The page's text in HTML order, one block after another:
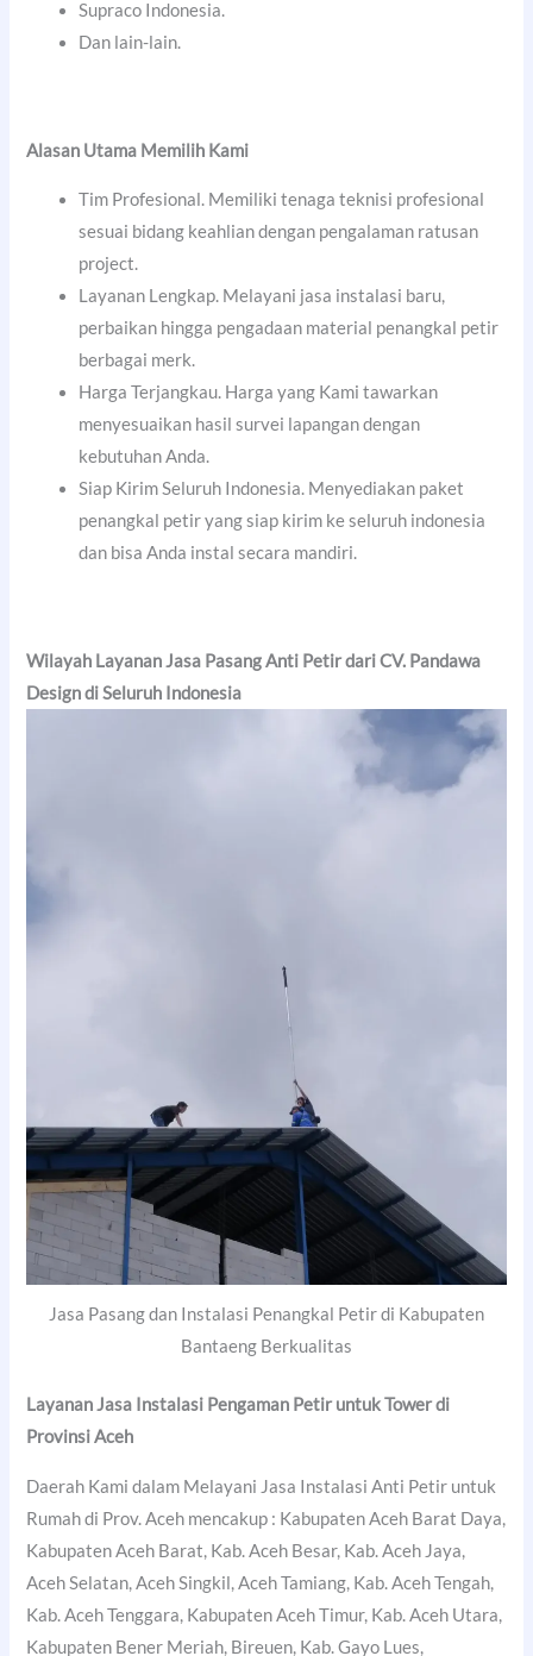
Supraco Indonesia.
Dan lain-lain.
Alasan Utama Memilih Kami
Tim Profesional. Memiliki tenaga teknisi profesional
sesuai bidang keahlian dengan pengalaman ratusan
project.
Layanan Lengkap. Melayani jasa instalasi baru,
perbaikan hingga pengadaan material penangkal petir
berbagai merk.
Harga Terjangkau. Harga yang Kami tawarkan
menyesuaikan hasil survei lapangan dengan
kebutuhan Anda.
Siap Kirim Seluruh Indonesia. Menyediakan paket
penangkal petir yang siap kirim ke seluruh indonesia
dan bisa Anda instal secara mandiri.
Wilayah Layanan Jasa Pasang Anti Petir dari CV. Pandawa
Design di Seluruh Indonesia
Jasa Pasang dan Instalasi Penangkal Petir di Kabupaten
Bantaeng Berkualitas
Layanan Jasa Instalasi Pengaman Petir untuk Tower di
Provinsi Aceh
Daerah Kami dalam Melayani Jasa Instalasi Anti Petir untuk
Rumah di Prov. Aceh mencakup : Kabupaten Aceh Barat Daya,
Kabupaten Aceh Barat, Kab. Aceh Besar, Kab. Aceh Jaya,
Aceh Selatan, Aceh Singkil, Aceh Tamiang, Kab. Aceh Tengah,
Kab. Aceh Tenggara, Kabupaten Aceh Timur, Kab. Aceh Utara,
Kabupaten Bener Meriah, Bireuen, Kab. Gayo Lues,